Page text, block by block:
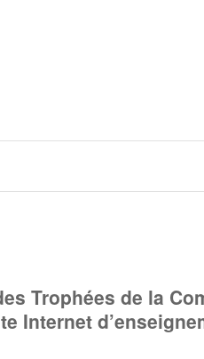
Trophées de la
Internet